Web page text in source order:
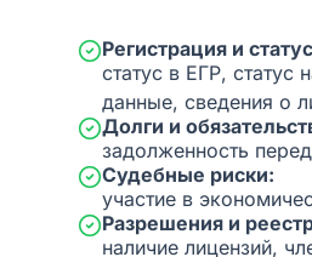
Регистрация и
статус в ЕГР, статус
данные, сведения о
Долги и
задолженность
Судебные риски:
участие в
Разрешения и
наличие лицензий,